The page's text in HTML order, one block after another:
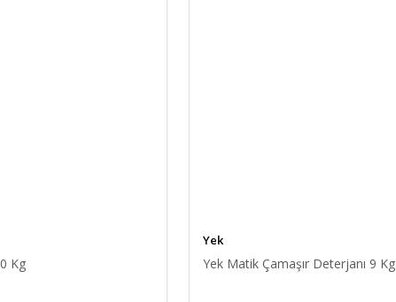
Kg
Yek
Yek Matik Çamaşır Deterjanı 9 Kg